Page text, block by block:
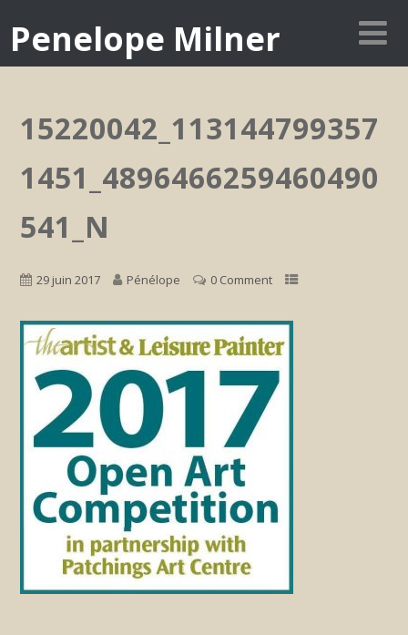
Penelope Milner
15220042_113144799357
1451_4896466259460490
541_N
29 juin 2017 Pénélope 0 Comment